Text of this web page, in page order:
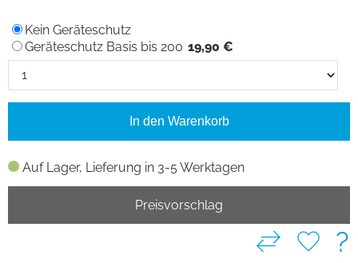
Auf Lager, Lieferung in 3-5 Werktagen
Kein Geräteschutz
Geräteschutz Basis bis 200 19,90 €
In den Warenkorb
Preisvorschlag
?